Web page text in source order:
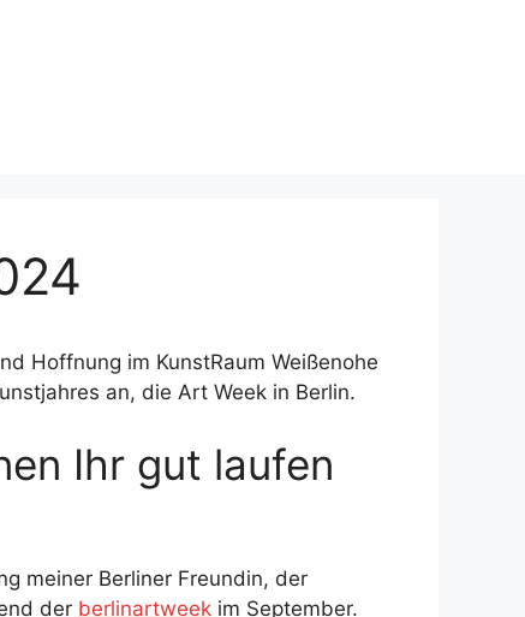
Hoffnung im KunstRaum Weißenohe
an, die Art Week in Berlin.
Ihr gut laufen
meiner Berliner Freundin, der
der berlinartweek im September.